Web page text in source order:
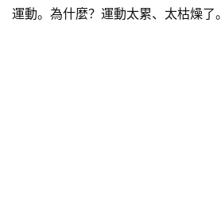
運動。為什麼？運動太累、太枯燥了。